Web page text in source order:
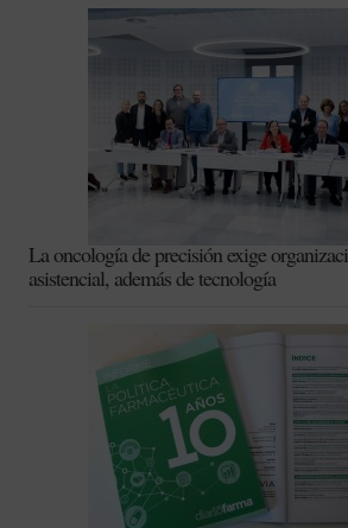
La oncología de precisión exige
asistencial, además de tecnología